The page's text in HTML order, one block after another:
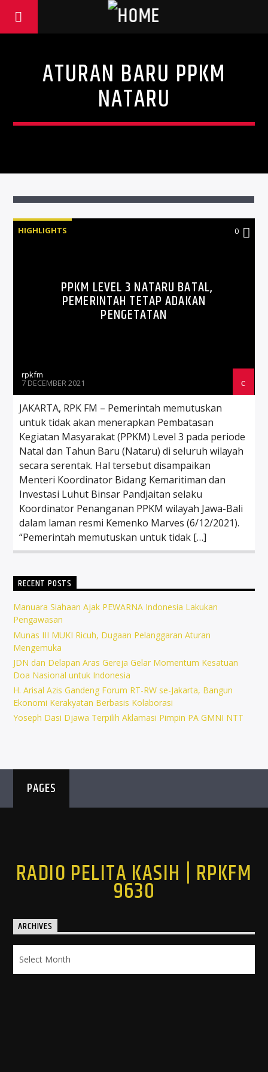
ATURAN BARU PPKM
NATARU
HIGHLIGHTS 0
PPKM LEVEL 3 NATARU BATAL,
PEMERINTAH TETAP ADAKAN
PENGETATAN
rpkfm
7 DECEMBER 2021
JAKARTA, RPK FM – Pemerintah memutuskan
untuk tidak akan menerapkan Pembatasan
Kegiatan Masyarakat (PPKM) Level 3 pada periode
Natal dan Tahun Baru (Nataru) di seluruh wilayah
secara serentak. Hal tersebut disampaikan
Menteri Koordinator Bidang Kemaritiman dan
Investasi Luhut Binsar Pandjaitan selaku
Koordinator Penanganan PPKM wilayah Jawa-Bali
dalam laman resmi Kemenko Marves (6/12/2021).
“Pemerintah memutuskan untuk tidak […]
RECENT POSTS
Manuara Siahaan Ajak PEWARNA Indonesia Lakukan
Pengawasan
Munas III MUKI Ricuh, Dugaan Pelanggaran Aturan
Mengemuka
JDN dan Delapan Aras Gereja Gelar Momentum Kesatuan
Doa Nasional untuk Indonesia
H. Arisal Azis Gandeng Forum RT-RW se-Jakarta, Bangun
Ekonomi Kerakyatan Berbasis Kolaborasi
Yoseph Dasi Djawa Terpilih Aklamasi Pimpin PA GMNI NTT
PAGES
RADIO PELITA KASIH | RPKFM
9630
ARCHIVES